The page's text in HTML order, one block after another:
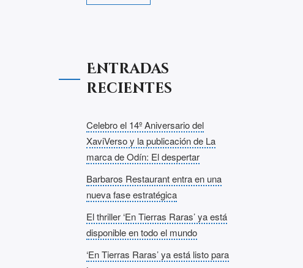
Entradas
recientes
Celebro el 14º Aniversario del
XaviVerso y la publicación de La
marca de Odín: El despertar
Barbaros Restaurant entra en una
nueva fase estratégica
El thriller ‘En Tierras Raras’ ya está
disponible en todo el mundo
‘En Tierras Raras’ ya está listo para